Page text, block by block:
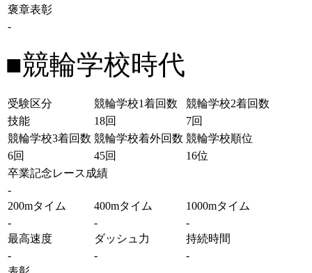
褒章表彰
-
■競輪学校時代
受験区分 競輪学校1着回数
競輪学校2着回数
技能
18回
7回
競輪学校3着回数 競輪学校着外回数 競輪学校順位
6回
45回
16位
卒業記念レース成績
-
200mタイム
400mタイム
1000mタイム
-
-
-
最高速度
ダッシュ力
持続時間
-
-
-